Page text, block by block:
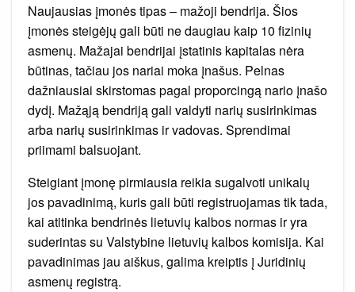
Naujausias įmonės tipas – mažoji bendrija. Šios
įmonės steigėjų gali būti ne daugiau kaip 10 fizinių
asmenų. Mažajai bendrijai įstatinis kapitalas nėra
būtinas, tačiau jos nariai moka įnašus. Pelnas
dažniausiai skirstomas pagal proporcingą nario įnašo
dydį. Mažąją bendriją gali valdyti narių susirinkimas
arba narių susirinkimas ir vadovas. Sprendimai
priimami balsuojant.
Steigiant įmonę pirmiausia reikia sugalvoti unikalų
jos pavadinimą, kuris gali būti registruojamas tik tada,
kai atitinka bendrinės lietuvių kalbos normas ir yra
suderintas su Valstybine lietuvių kalbos komisija. Kai
pavadinimas jau aiškus, galima kreiptis į Juridinių
asmenų registrą.